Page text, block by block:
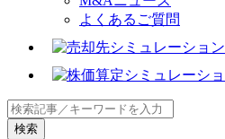
よくあるご質問